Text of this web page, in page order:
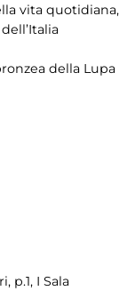
vita quotidiana,
della Lupa
p.1, I Sala